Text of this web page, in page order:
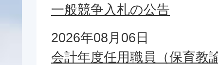
一般競争入札の公告
2026年08月06日
会計年度任用職員（保育教